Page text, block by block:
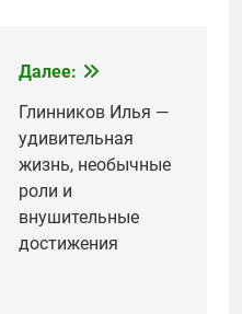
Далее:
Глинников Илья —
удивительная
жизнь, необычные
роли и
внушительные
достижения